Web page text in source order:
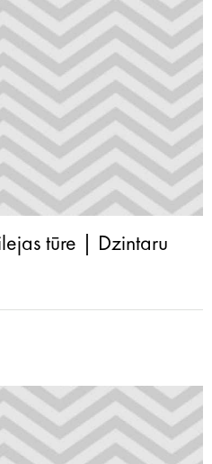
tūre | Dzintaru